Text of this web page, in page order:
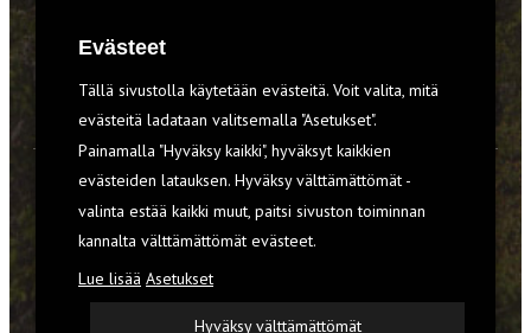
VARUSTEET
TILAA RETKI-LEHTI
YHTEYSTIEDOT
REKISTERISELOSTE
Evästeet
Tällä sivustolla käytetään evästeitä. Voit valita, mitä
evästeitä ladataan valitsemalla "Asetukset".
Painamalla "Hyväksy kaikki", hyväksyt kaikkien
evästeiden latauksen. Hyväksy välttämättömät -
valinta estää kaikki muut, paitsi sivuston toiminnan
kannalta välttämättömät evästeet.
Lue lisää Asetukset
Hyväksy välttämättömät